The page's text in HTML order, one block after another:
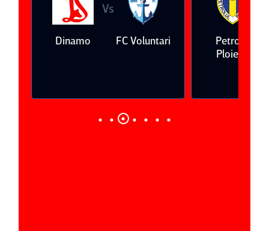
Dinamo
Vs
FC Voluntari
Petrolul
Ploieşti